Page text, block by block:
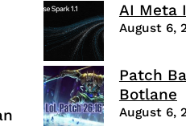
AI Meta
August 6,
Patch
Botlane
August 6,